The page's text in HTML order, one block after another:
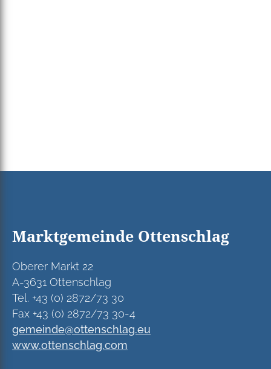
Marktgemeinde Ottenschlag
Oberer Markt 22
A-3631 Ottenschlag
Tel. +43 (0) 2872/73 30
Fax +43 (0) 2872/73 30-4
gemeinde@ottenschlag.eu
www.ottenschlag.com